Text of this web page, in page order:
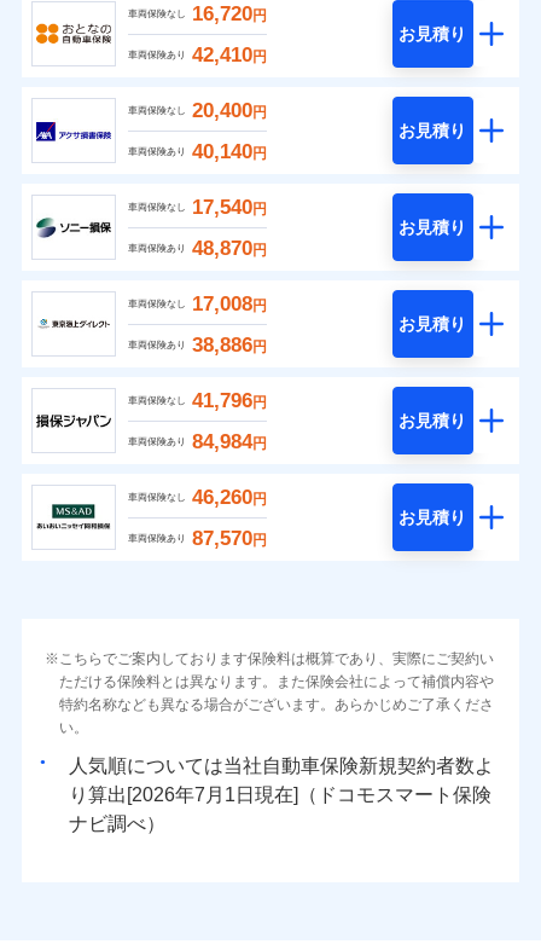
車両保険なし 16,720円
車両保険あり 42,410円
お見積り
車両保険なし 20,400円
車両保険あり 40,140円
お見積り
車両保険なし 17,540円
車両保険あり 48,870円
お見積り
車両保険なし 17,008円
車両保険あり 38,886円
お見積り
車両保険なし 41,796円
車両保険あり 84,984円
お見積り
車両保険なし 46,260円
車両保険あり 87,570円
お見積り
こちらでご案内しております保険料は概算であり、実際にご契約い
ただける保険料とは異なります。また保険会社によって補償内容や
特約名称なども異なる場合がございます。あらかじめご了承くださ
い。
人気順については当社
新規契約者数よ
り算出[
年 月
日現在]（ドコモスマート保険
ナビ調べ）